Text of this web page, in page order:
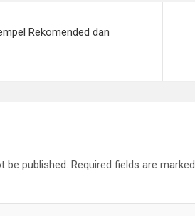
Rekomended dan
be published. Required fields are marked